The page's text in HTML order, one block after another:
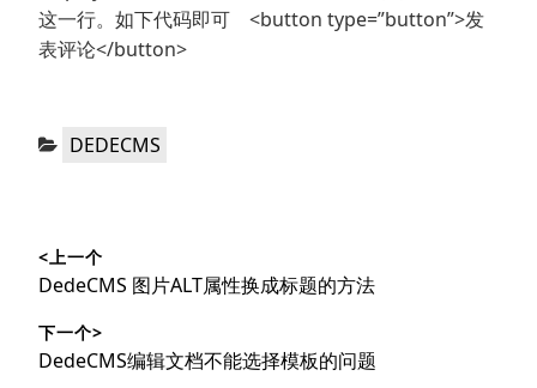
这一行。如下代码即可 <button type=”button”>发
表评论</button>
分
DEDECMS
章
导
航
<上一个
上
文
章：
DedeCMS 图片ALT属性换成标题的方法
下一个>
下
DedeCMS编辑文档不能选择模板的问题